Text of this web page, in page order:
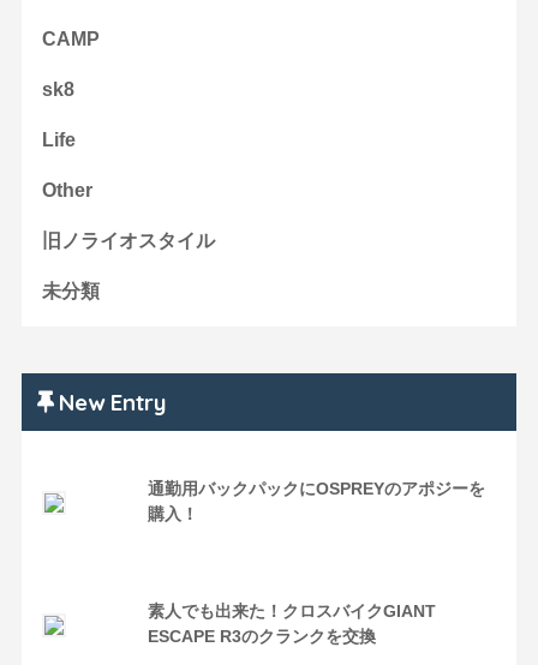
CAMP
sk8
Life
Other
旧ノライオスタイル
未分類
New Entry
通勤用バックパックにOSPREYのアポジーを
購入！
素人でも出来た！クロスバイクGIANT
ESCAPE R3のクランクを交換